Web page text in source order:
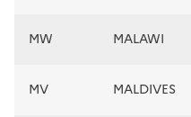
MW MALAWI
MV MALDIVES